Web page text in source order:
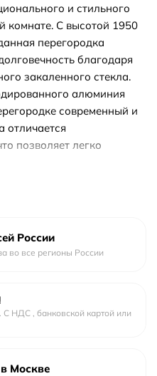
и стильного
комнате. С высотой 1950
перегородка
благодаря
закаленного стекла.
алюминия
современный и
отличается
позволяет легко
с неровными
утечки и брызги,
во время душевых
очищать её от
обеспечивает
гарантией 3
России
во все регионы России
НДС , банковской картой или
Москве